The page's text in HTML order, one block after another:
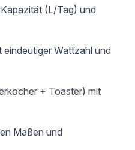
(L/Tag) und
Wattzahl und
+ Toaster) mit
Maßen und